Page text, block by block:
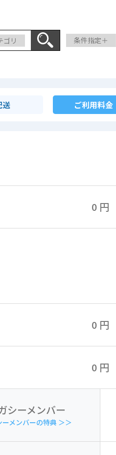
ゴリ 条件指定＋
送 ご利用料金
0 円
0 円
0 円
シーメンバー
ーメンバーの特典 ＞＞